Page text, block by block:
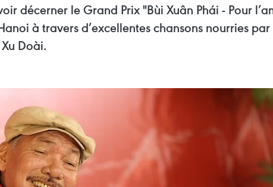
décerner le Grand Prix "Bùi Xuân Phái - Pour
à travers d’excellentes chansons nourries
Doài.